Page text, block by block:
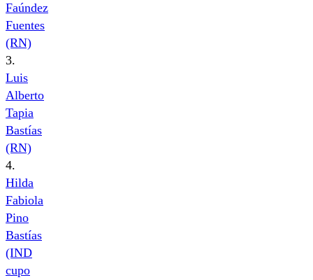
Faúndez
Fuentes
(RN)
3.
Luis
Alberto
Tapia
Bastías
(RN)
4.
Hilda
Fabiola
Pino
Bastías
(IND
cupo